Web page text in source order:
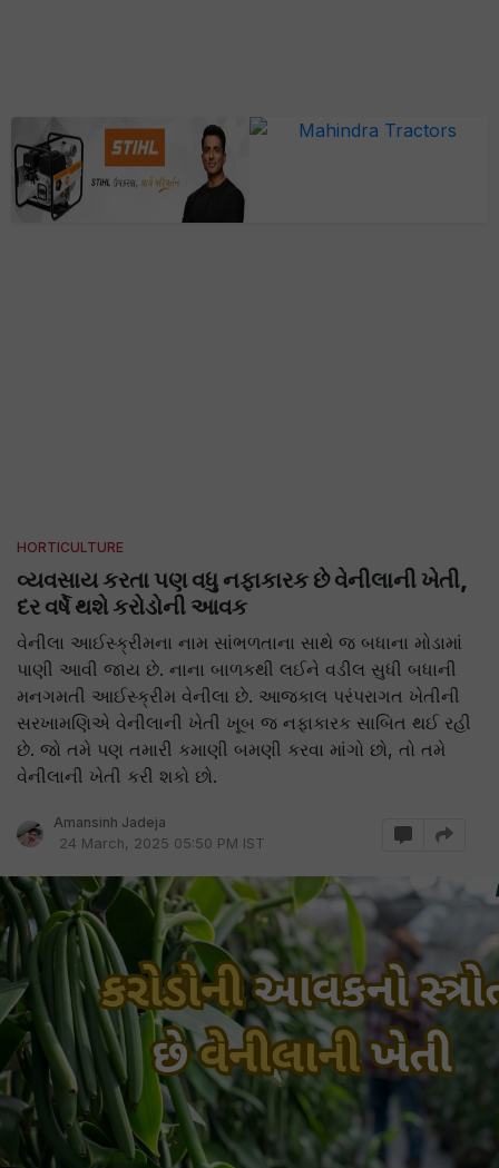
HORTICULTURE
વ્યવસાય કરતા પણ વધુ નફાકારક છે વેનીલાની ખેતી,
દર વર્ષે થશે કરોડોની આવક
વેનીલા આઈસ્ક્રીમના નામ સાંભળતાના સાથે જ બધાના મોડામાં
પાણી આવી જાય છે. નાના બાળકથી લઈને વડીલ સુધી બધાની
મનગમતી આઈસ્ક્રીમ વેનીલા છે. આજકાલ પરંપરાગત ખેતીની
સરખામણિએ વેનીલાની ખેતી ખૂબ જ નફાકારક સાબિત થઈ રહી
છે. જો તમે પણ તમારી કમાણી બમણી કરવા માંગો છો, તો તમે
વેનીલાની ખેતી કરી શકો છો.
Amansinh Jadeja
24 March, 2025 05:50 PM IST